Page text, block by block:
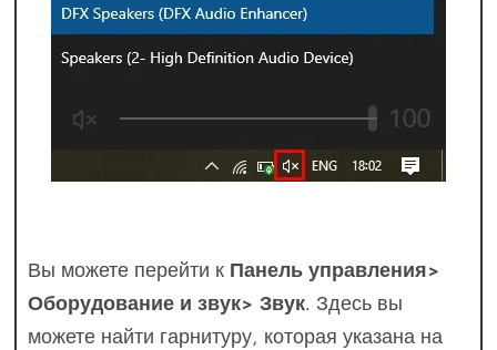
Вы можете перейти к Панель управления>
Оборудование и звук> Звук. Здесь вы
можете найти гарнитуру, которая указана на